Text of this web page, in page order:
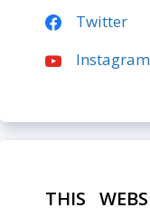
Twitter
Instagram
THIS